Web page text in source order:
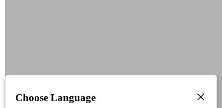
Choose Language